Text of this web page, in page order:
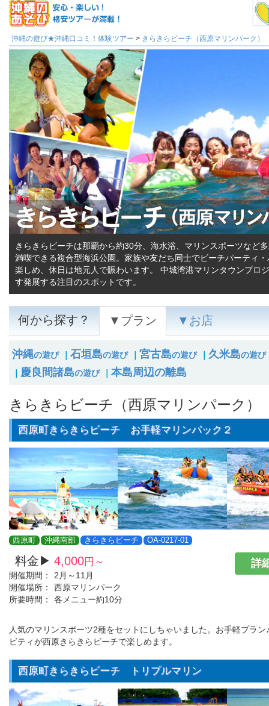
沖縄の遊び★沖縄口コミ！体験ツアー > きらきらビーチ（西原マリンパーク）
きらきらビーチは那覇から約30分、海水浴、マリンスポーツなど
満喫できる複合型海浜公園。家族や友だち同士でビーチパーティ
楽しめ、休日は地元人で賑わいます。 中城湾港マリンタウンプロ
す発展する注目のスポットです。
何から探す？ ▼プラン ▼お店
沖縄の遊び 石垣島の遊び 宮古島の遊び 久米島の遊び
慶良間諸島の遊び 本島周辺の離島
きらきらビーチ（西原マリンパーク）
西原町きらきらビーチ お手軽マリンパック２
西原町 沖縄南部 きらきらビーチ OA-0217-01
料金▶ 4,000円～
開催期間：
2月～11月
開催場所：
西原マリンパーク
所要時間：
各メニュー約10分
詳
人気のマリンスポーツ2種をセットにしちゃいました。お手軽プラン
ビティが西原きらきらビーチで楽しめます。
西原町きらきらビーチ トリプルマリン